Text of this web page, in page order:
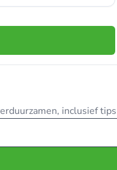
inclusief